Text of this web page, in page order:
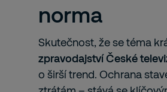
norma
Skutečnost, že se téma
zpravodajství České
o širší trend. Ochrana